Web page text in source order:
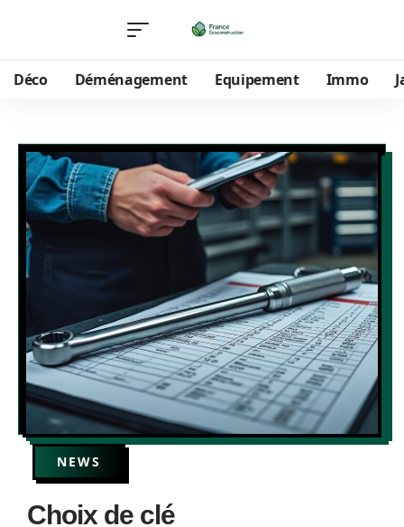
Déco Déménagement Equipement Immo
NEWS
Choix de clé